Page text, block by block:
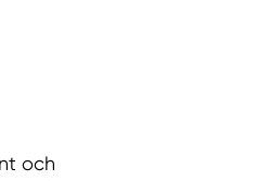
och